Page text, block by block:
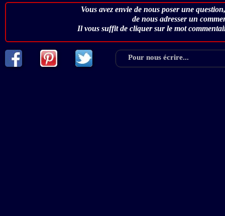
Vous avez envie de nous poser une
de nous adresser un
Il vous suffit de cliquer sur le mot
Pour nous écrire...